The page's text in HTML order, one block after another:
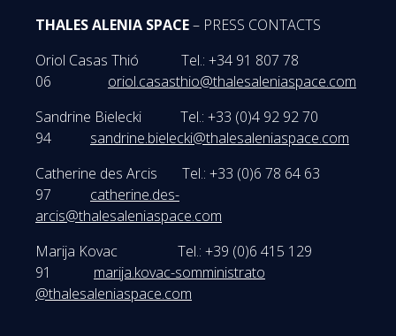
THALES ALENIA SPACE– PRESS CONTACTS
Oriol Casas Thió Tel.: +34 91 807 78
06 oriol.casasthio@thalesaleniaspace.com
Sandrine Bielecki Tel.: +33 (0)4 92 92 70
94 sandrine.bielecki@thalesaleniaspace.com
Catherine des Arcis Tel.: +33 (0)6 78 64 63
97 catherine.des-
arcis@thalesaleniaspace.com
Marija Kovac Tel.: +39 (0)6 415 129
91 marija.kovac-somministrato
@thalesaleniaspace.com